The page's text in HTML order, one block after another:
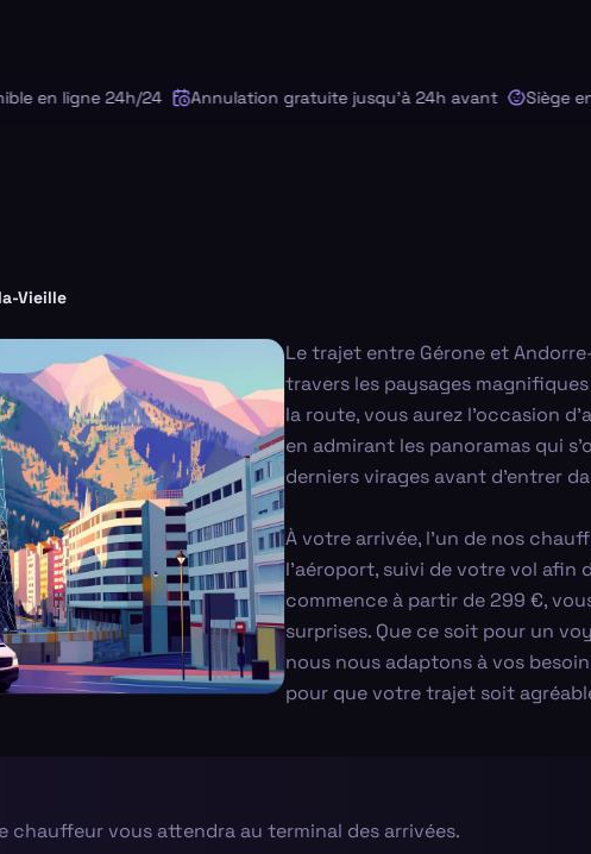
ligne 24h/24 Annulation gratuite jusqu'à 24h avant Siège
Vieille
Le trajet entre Gérone et
travers les paysages
la route, vous aurez l'occasion
en admirant les panoramas qui
derniers virages avant d'entrer
À votre arrivée, l'un de nos
l'aéroport, suivi de votre vol afin
commence à partir de 299 €,
surprises. Que ce soit pour un
nous nous adaptons à vos
pour que votre trajet soit
chauffeur vous attendra au terminal des arrivées.